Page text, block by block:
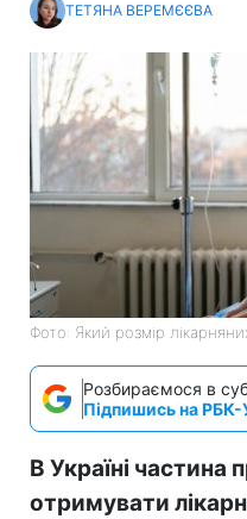
ТЕТЯНА ВЕРЕМЄЄВА
Фото: Який розмір
Розбираємося в
Підпишись на РБК-
В Україні частина
отримувати